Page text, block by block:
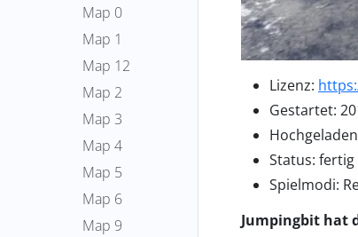
Map 0
Map 1
Map 12
Map 2
Map 3
Map 4
Map 5
Map 6
Map 9
Lizenz:
Gestartet:
Status: fertig
Spielmodi:
Jumpingbit hat